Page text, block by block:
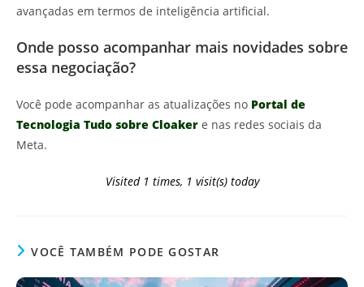
avançadas em termos de inteligência artificial.
Onde posso acompanhar mais novidades sobre
essa negociação?
Você pode acompanhar as atualizações no Portal de
Tecnologia Tudo sobre Cloaker e nas redes sociais da
Meta.
Visited 1 times, 1 visit(s) today
VOCÊ TAMBÉM PODE GOSTAR